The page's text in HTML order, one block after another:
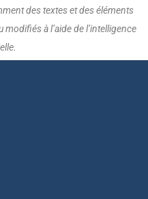
des textes et des éléments
à l’aide de l’intelligence